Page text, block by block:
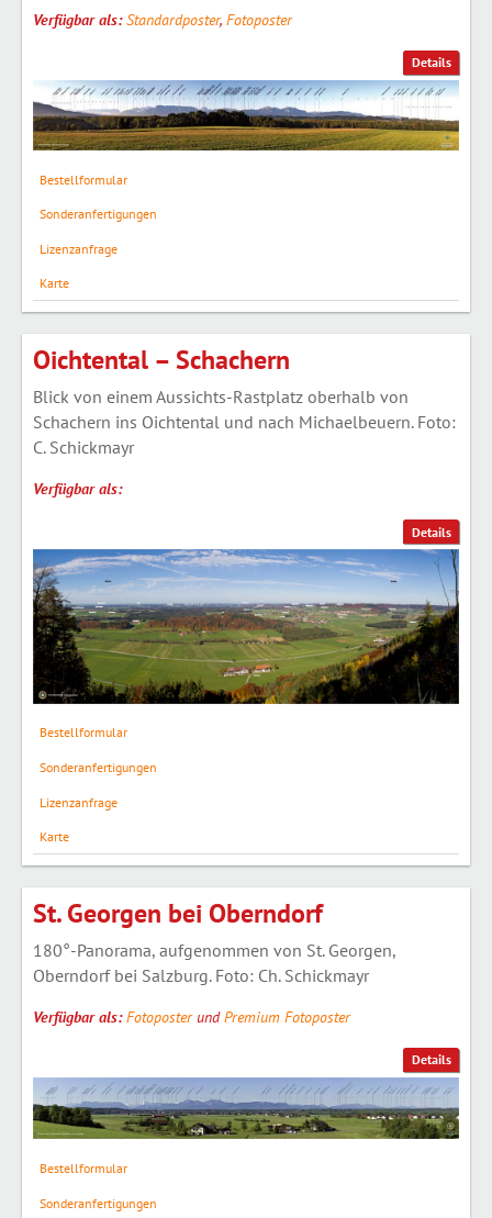
Details
Verfügbar als:Standardposter, Fotoposter
Bestellformular
Sonderanfertigungen
Lizenzanfrage
Karte
Details
Oichtental – Schachern
Blick von einem Aussichts-Rastplatz oberhalb von
Schachern ins Oichtental und nach Michaelbeuern. Foto:
C. Schickmayr
Verfügbar als:
Bestellformular
Sonderanfertigungen
Lizenzanfrage
Karte
Details
St. Georgen bei Oberndorf
180°-Panorama, aufgenommen von St. Georgen,
Oberndorf bei Salzburg. Foto: Ch. Schickmayr
Verfügbar als:FotoposterundPremium Fotoposter
Bestellformular
Sonderanfertigungen